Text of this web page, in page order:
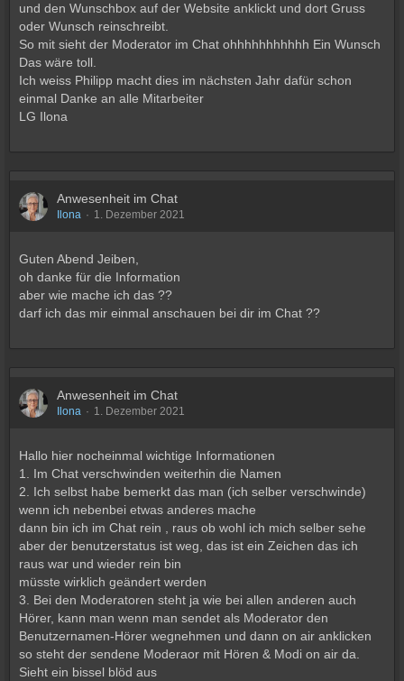
und den Wunschbox auf der Website anklickt und dort Gruss
oder Wunsch reinschreibt.
So mit sieht der Moderator im Chat ohhhhhhhhhhh Ein Wunsch
Das wäre toll.
Ich weiss Philipp macht dies im nächsten Jahr dafür schon
einmal Danke an alle Mitarbeiter
LG Ilona
Anwesenheit im Chat
Ilona 1. Dezember 2021
Guten Abend Jeiben,
oh danke für die Information
aber wie mache ich das ??
darf ich das mir einmal anschauen bei dir im Chat ??
Anwesenheit im Chat
Ilona 1. Dezember 2021
Hallo hier nocheinmal wichtige Informationen
1. Im Chat verschwinden weiterhin die Namen
2. Ich selbst habe bemerkt das man (ich selber verschwinde)
wenn ich nebenbei etwas anderes mache
dann bin ich im Chat rein , raus ob wohl ich mich selber sehe
aber der benutzerstatus ist weg, das ist ein Zeichen das ich
raus war und wieder rein bin
müsste wirklich geändert werden
3. Bei den Moderatoren steht ja wie bei allen anderen auch
Hörer, kann man wenn man sendet als Moderator den
Benutzernamen-Hörer wegnehmen und dann on air anklicken
so steht der sendene Moderaor mit Hören & Modi on air da.
Sieht ein bissel blöd aus